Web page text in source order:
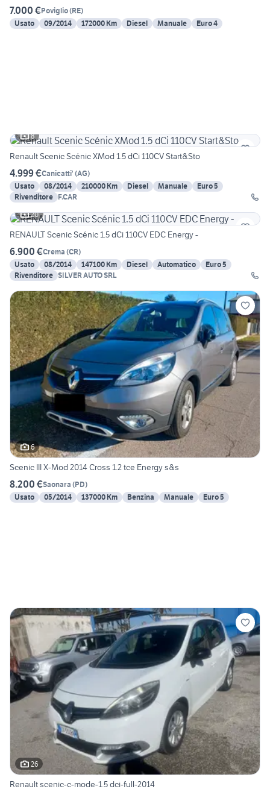
7.000 €Poviglio(RE)
Usato
09/2014 172000 Km Diesel Manuale Euro 4
8
Renault Scenic Scénic XMod 1.5 dCi 110CV Start&Sto
4.999 €Canicatti' (AG)
Usato
08/2014 210000 Km Diesel Manuale
Euro 5
Rivenditore F.CAR
20
RENAULT Scenic Scénic 1.5 dCi 110CV EDC Energy -
6.900 €Crema (CR)
Usato
08/2014 147100 Km Diesel Automatico
Euro 5
Rivenditore SILVER AUTO SRL
6
Scenic III X-Mod 2014 Cross 1.2 tce Energy s&s
8.200 €Saonara (PD)
Usato
05/2014 137000 Km Benzina Manuale Euro 5
26
Renault scenic-c-mode-1.5 dci-full-2014